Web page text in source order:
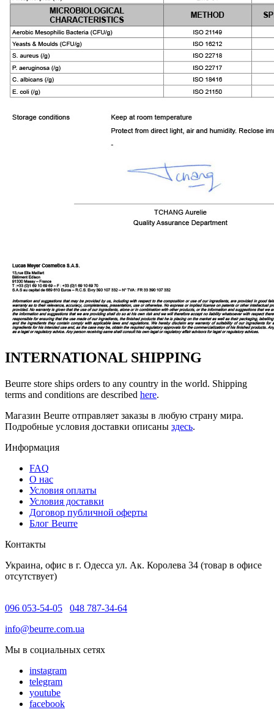
INTERNATIONAL SHIPPING
Beurre store ships orders to any country in the world. Shipping
terms and conditions are described here.
Магазин Beurre отправляет заказы в любую страну мира.
Подробные условия доставки описаны здесь.
Информация
FAQ
O нас
Условия оплаты
Условия доставки
Договор публичной оферты
Блог Beurre
Контакты
Украина, офис в г. Одесса ул. Ак. Королева 34 (товар в офисе
отсутствует)
096 053-54-05
048 787-34-64
info@beurre.com.ua
Мы в социальных сетях
instagram
telegram
youtube
facebook